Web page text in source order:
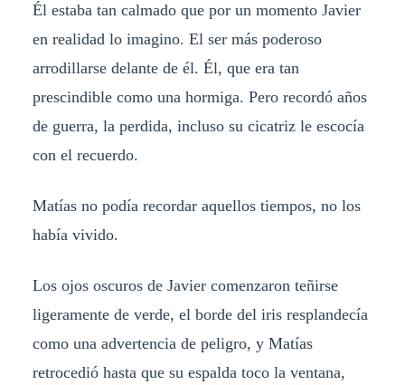
Él estaba tan calmado que por un momento Javier
en realidad lo imagino. El ser más poderoso
arrodillarse delante de él. Él, que era tan
prescindible como una hormiga. Pero recordó años
de guerra, la perdida, incluso su cicatriz le escocía
con el recuerdo.
Matías no podía recordar aquellos tiempos, no los
había vivido.
Los ojos oscuros de Javier comenzaron teñirse
ligeramente de verde, el borde del iris resplandecía
como una advertencia de peligro, y Matías
retrocedió hasta que su espalda toco la ventana,